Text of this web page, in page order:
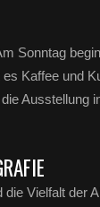
Sonntag
Kaffee und
Ausstellung
Vielfalt der